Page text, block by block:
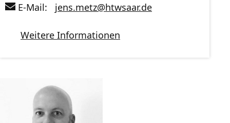
E-Mail:
jens.metz@htwsaar.de
Weitere Informationen